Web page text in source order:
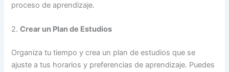
proceso de aprendizaje.
2.Crear un Plan de Estudios
Organiza tu tiempo y crea un plan de estudios que se
ajuste a tus horarios y preferencias de aprendizaje. Puedes